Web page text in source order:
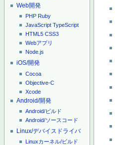
Web開発
PHP Ruby
JavaScript TypeScript
HTML5 CSS3
Webアプリ
Node.js
iOS/開発
Cocoa
Objective-C
Xcode
Android/開発
Android/ビルド
Android/ソースコード
Linux/デバイスドライバ
Linuxカーネル/ビルド